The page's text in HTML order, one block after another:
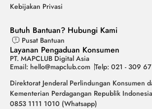
Kebijakan Privasi
Butuh Bantuan? Hubungi Kami
Pusat Bantuan
Layanan Pengaduan Konsumen
PT. MAPCLUB Digital Asia
Email: hello@mapclub.com Telp: 021 - 309
Direktorat Jenderal Perlindungan Konsumen
Kementerian Perdagangan Republik Indonesia
0853 1111 1010 (Whatsapp)